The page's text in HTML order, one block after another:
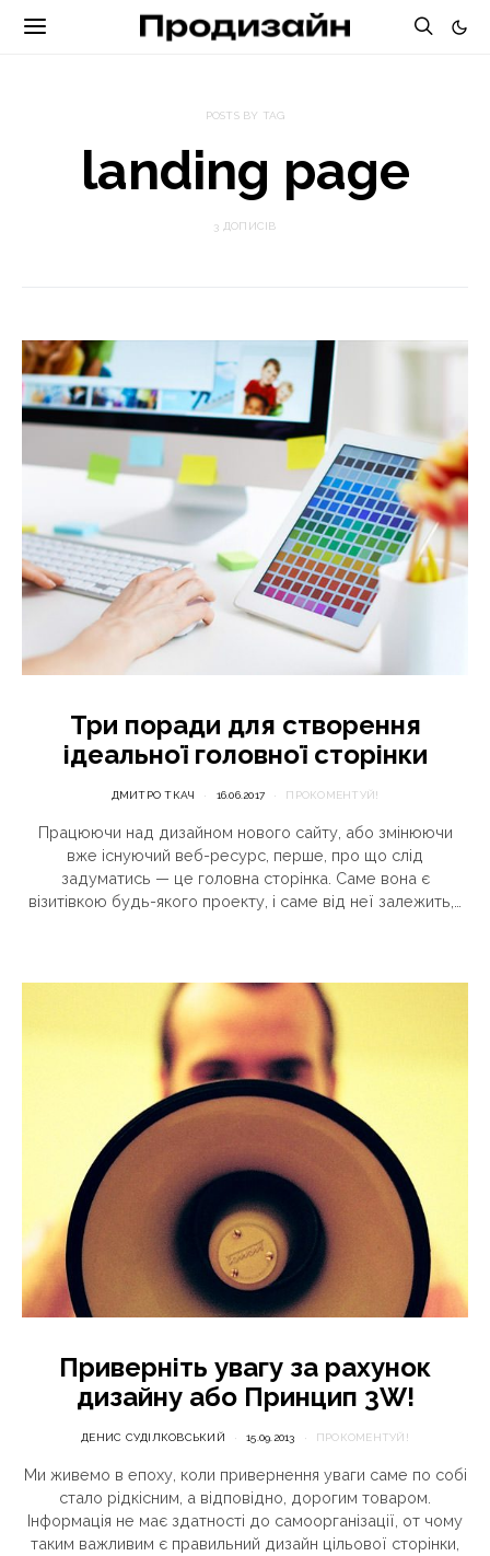
POSTS BY TAG
landing page
3 ДОПИСІВ
Три поради для створення
ідеальної головної сторінки
ДМИТРО ТКАЧ 16.06.2017 ПРОКОМЕНТУЙ!
Працюючи над дизайном нового сайту, або змінюючи
вже існуючий веб-ресурс, перше, про що слід
задуматись — це головна сторінка. Саме вона є
візитівкою будь-якого проекту, і саме від неї залежить,…
Приверніть увагу за рахунок
дизайну або Принцип 3W!
ДЕНИС СУДІЛКОВСЬКИЙ 15.09.2013 ПРОКОМЕНТУЙ!
Ми живемо в епоху, коли привернення уваги саме по собі
стало рідкісним, а відповідно, дорогим товаром.
Інформація не має здатності до самоорганізації, от чому
таким важливим є правильний дизайн цільової сторінки,